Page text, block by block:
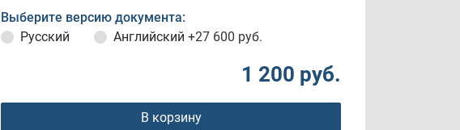
Выберите версию документа:
Русский
Английский +27 600 руб.
1 200 руб.
В корзину